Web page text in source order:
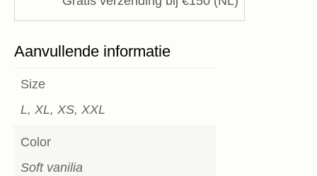
Aanvullende informatie
Size
L, XL, XS, XXL
Color
Soft vanilia